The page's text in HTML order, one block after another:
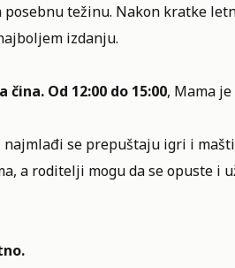
posebnu težinu. Nakon kratke
izdanju.
Od 12:00 do 15:00, Mama
se prepuštaju igri i
a roditelji mogu da se opuste